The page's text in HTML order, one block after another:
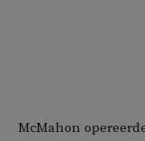
McMahon